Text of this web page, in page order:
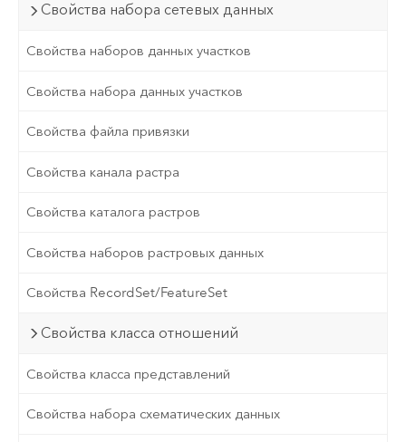
Свойства набора сетевых данных
Свойства наборов данных участков
Свойства набора данных участков
Свойства файла привязки
Свойства канала растра
Свойства каталога растров
Свойства наборов растровых данных
Свойства RecordSet/FeatureSet
Свойства класса отношений
Свойства класса представлений
Свойства набора схематических данных